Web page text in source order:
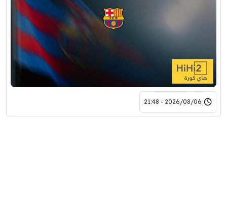
2026/08/06 - 21:48